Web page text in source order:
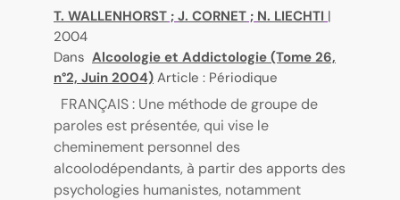
T. WALLENHORST ; J. CORNET ; N. LIECHTI |
2004
Dans Alcoologie et Addictologie (Tome 26,
n°2, Juin 2004) Article : Périodique
FRANÇAIS : Une méthode de groupe de
paroles est présentée, qui vise le
cheminement personnel des
alcoolodépendants, à partir des apports des
psychologies humanistes, notamment